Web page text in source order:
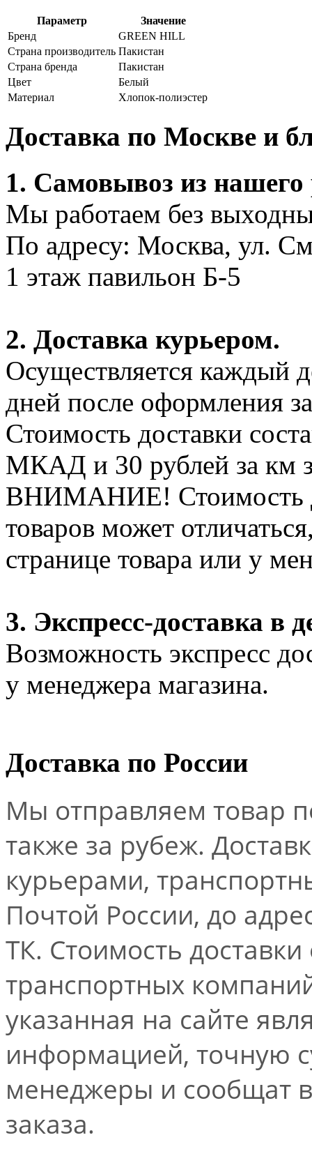
Параметр
Значение
Бренд
GREEN HILL
Страна производитель Пакистан
Страна бренда
Пакистан
Цвет
Белый
Материал
Хлопок-полиэстер
Доставка по Москве и
1. Самовывоз из нашего
Мы работаем без
По адресу: Москва, ул.
1 этаж павильон Б-5
2. Доставка курьером.
Осуществляется каждый
дней после оформления
Стоимость доставки
МКАД и 30 рублей за км
ВНИМАНИЕ! Стоимость
товаров может
странице товара или у
3. Экспресс-доставка в
Возможность экспресс
у менеджера магазина.
Доставка по России
Мы отправляем товар
также за рубеж.
курьерами,
Почтой России, до
ТК. Стоимость
транспортных
указанная на сайте
информацией, точную
менеджеры и сообщат
заказа.